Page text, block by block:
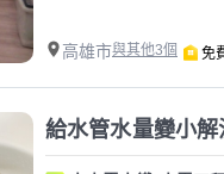
高雄市與其他3個 免
給水管水量變小